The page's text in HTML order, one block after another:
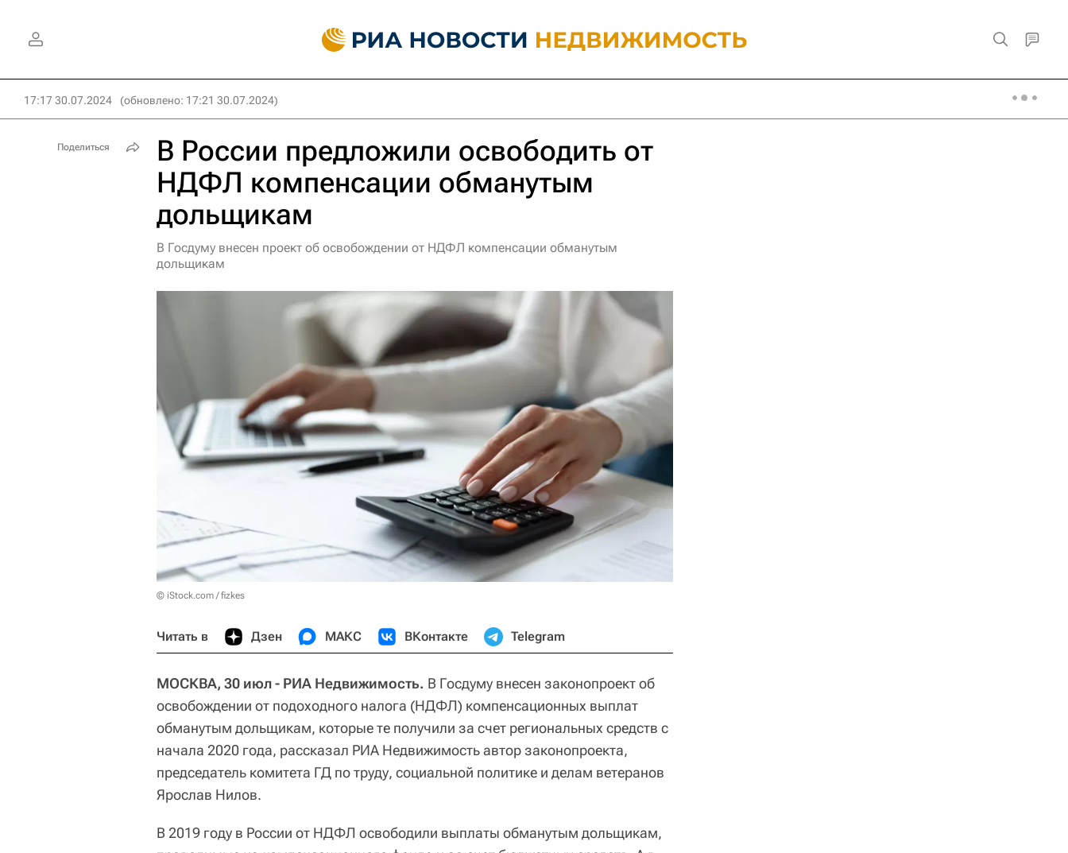
17:17 30.07.2024 (обновлено: 17:21 30.07.2024)
В России предложили освободить от
НДФЛ компенсации обманутым
дольщикам
В Госдуму внесен проект об освобождении от НДФЛ компенсации обманутым
дольщикам
© iStock.com / fizkes
Читать в Дзен МАКС ВКонтакте Telegram
МОСКВА, 30 июл - РИА Недвижимость. В Госдуму внесен законопроект об
освобождении от подоходного налога (НДФЛ) компенсационных выплат
обманутым дольщикам, которые те получили за счет региональных средств с
начала 2020 года, рассказал РИА Недвижимость автор законопроекта,
председатель комитета ГД по труду, социальной политике и делам ветеранов
Ярослав Нилов.
В 2019 году в России от НДФЛ освободили выплаты обманутым дольщикам,
Поделиться